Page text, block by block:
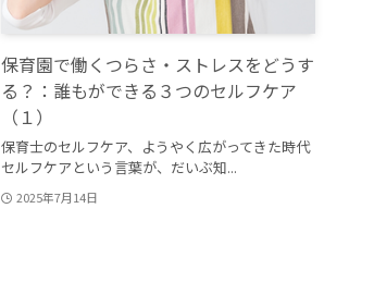
保育園で働くつらさ・ストレスをどうす
る？：誰もができる３つのセルフケア
（１）
保育士のセルフケア、ようやく広がってきた時代
セルフケアという言葉が、だいぶ知...
2025年7月14日